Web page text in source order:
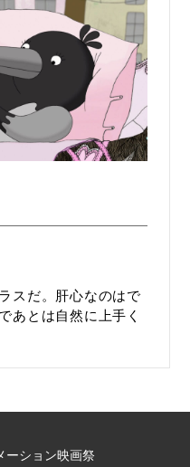
スだ。肝心なのはで
あとは自然に上手く
ーション映画祭